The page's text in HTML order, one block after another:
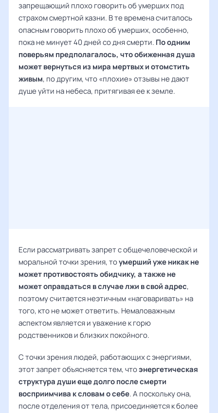
запрещающий плохо говорить об умерших под
страхом смертной казни. В те времена считалось
опасным говорить плохо об умерших, особенно,
пока не минует 40 дней со дня смерти. По одним
поверьям предполагалось, что обиженная душа
может вернуться из мира мертвых и отомстить
живым, по другим, что «плохие» отзывы не дают
душе уйти на небеса, притягивая ее к земле.
Если рассматривать запрет с общечеловеческой и
моральной точки зрения, тоумерший уже никак не
может противостоять обидчику, а также не
может оправдаться в случае лжи в свой адрес,
поэтому считается неэтичным «наговаривать» на
того, кто не может ответить. Немаловажным
аспектом является и уважение к горю
родственников и близких покойного.
С точки зрения людей, работающих с энергиями,
этот запрет объясняется тем, чтоэнергетическая
структура души еще долго после смерти
восприимчива к словам о себе. А поскольку она,
после отделения от тела, присоединяется к более